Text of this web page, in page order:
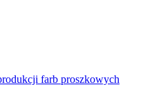
farb proszkowych